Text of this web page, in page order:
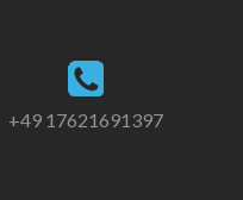
+49 17621691397